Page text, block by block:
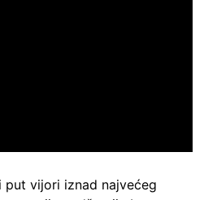
put vijori iznad najvećeg